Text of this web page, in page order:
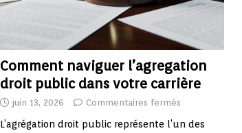
Comment naviguer l’agregation
droit public dans votre carrière
juin 13, 2026 Commentaires fermés
L’agrégation droit public représente l’un des